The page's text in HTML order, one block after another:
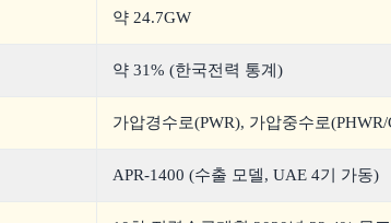
약 24.7GW
약 31% (한국전력 통계)
가압경수로(PWR), 가압중수로
APR-1400 (수출 모델, UAE 4기 가동)